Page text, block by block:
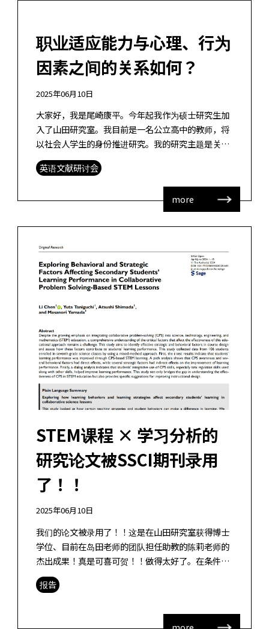
职业适应能力与心理、行为
因素之间的关系如何？
2025年06月10日
大家好，我是尾崎康平。今年起我作为硕士研究生加
入了山田研究室。我目前是一名公立高中的教师，将
以社会人学生的身份推进研究。我的研究主题是关于
在高中阶段激发职业意识的探究性学习设计。今后还
请多多指教。 这次想向大家介绍我在本 […]
英语文献研讨会
more
STEM课程 × 学习分析的
研究论文被SSCI期刊录用
了！！
2025年06月10日
我们的论文被录用了！！这是在山田研究室获得博士
学位、目前在岛田老师的团队担任助教的陈莉老师的
杰出成果！真是可喜可贺！！做得太好了。在条件严
格、时间紧迫的情况下，成功地完成了这项挑战，实
在是太好了。 被录用的期刊是《SAG […]
报告